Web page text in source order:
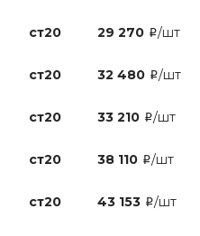
ст20 29 270 i/шт
ст20 32 480 i/шт
ст20 33 210 i/шт
ст20 38 110 i/шт
ст20 43 153 i/шт